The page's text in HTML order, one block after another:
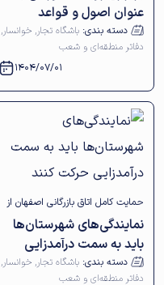
عنوان اصول و قواعد
حسابداری واردات و صادرات
در دفتر نمایندگی خوانسار و
دسته بندی: باشگاه تجار, خوانسار,
دفاتر منطقه‌ای و شعب
1404/07/01
حمایت کامل اتاق بازرگانی اصفهان از
دفاتر منطقه‌ای
نمایندگی‌های شهرستان‌ها
باید به سمت درآمدزایی
حرکت کنند
دسته بندی: باشگاه تجار, خوانسار,
دفاتر منطقه‌ای و شعب